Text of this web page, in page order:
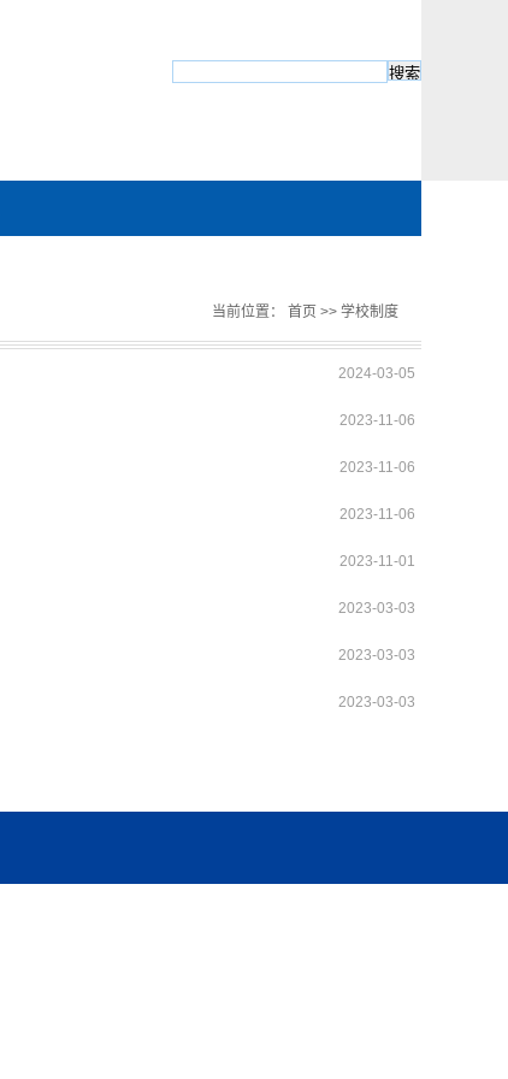
当前位置： 首页 >> 学校制度
2024-03-05
2023-11-06
2023-11-06
2023-11-06
2023-11-01
2023-03-03
2023-03-03
2023-03-03